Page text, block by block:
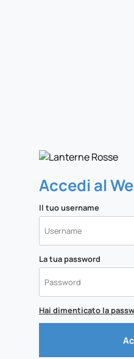
Accedi al
Il tuo username
La tua password
Hai dimenticato la